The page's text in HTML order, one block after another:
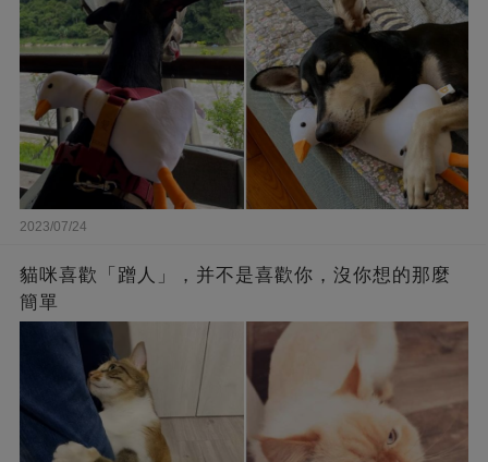
2023/07/24
貓咪喜歡「蹭人」，并不是喜歡你，沒你想的那麼
簡單